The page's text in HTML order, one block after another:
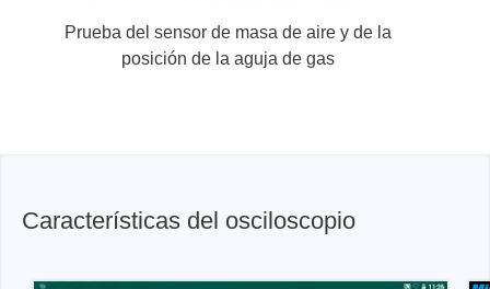
Prueba del sensor de masa de aire y de la
posición de la aguja de gas
Características del osciloscopio